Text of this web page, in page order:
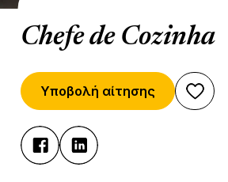
Chefe de Cozinha
Υποβολή αίτησης